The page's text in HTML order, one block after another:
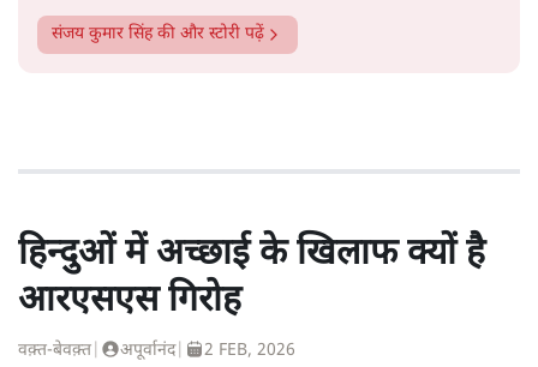
संजय कुमार सिंहकी और स्टोरी पढ़ें
हिन्दुओं में अच्छाई के खिलाफ क्यों है
आरएसएस गिरोह
वक़्त-बेवक़्त अपूर्वानंद| 2 FEB, 2026